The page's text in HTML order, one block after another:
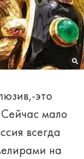
это
мало
всегда
на